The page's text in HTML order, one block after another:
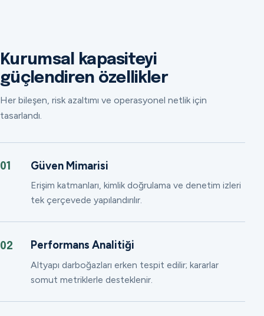
Kurumsal kapasiteyi
güçlendiren özellikler
Her bileşen, risk azaltımı ve operasyonel netlik için
tasarlandı.
01 Güven Mimarisi
Erişim katmanları, kimlik doğrulama ve denetim izleri
tek çerçevede yapılandırılır.
02 Performans Analitiği
Altyapı darboğazları erken tespit edilir; kararlar
somut metriklerle desteklenir.